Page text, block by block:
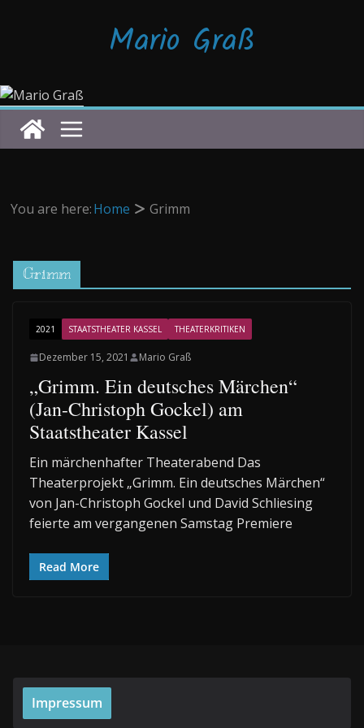
Mario Graß
You are here:Home Grimm
Grimm
2021 STAATSTHEATER KASSEL THEATERKRITIKEN
Dezember 15, 2021 Mario Graß
„Grimm. Ein deutsches Märchen“
(Jan-Christoph Gockel) am
Staatstheater Kassel
Ein märchenhafter Theaterabend Das
Theaterprojekt „Grimm. Ein deutsches Märchen“
von Jan-Christoph Gockel und David Schliesing
feierte am vergangenen Samstag Premiere
Read More
Impressum